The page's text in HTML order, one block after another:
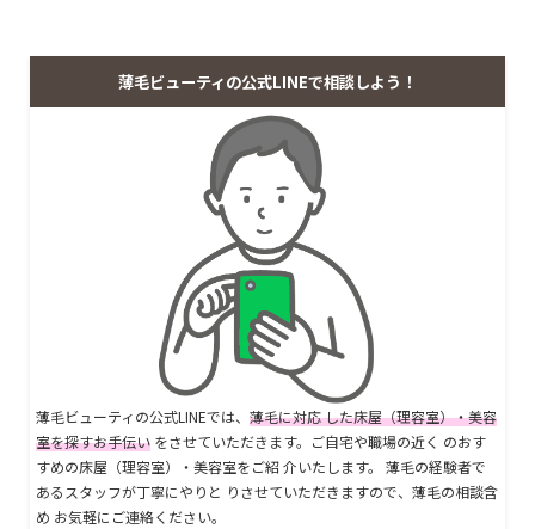
薄毛ビューティの公式LINEで相談しよう！
薄毛ビューティの公式LINEでは、 薄毛に対応 した床屋（理容室）・美容
室を探すお手伝い をさせていただきます。ご自宅や職場の近く のおす
すめの床屋（理容室）・美容室をご紹 介いたします。 薄毛の経験者で
あるスタッフが丁寧にやりと りさせていただきますので、薄毛の相談含
め お気軽にご連絡ください。